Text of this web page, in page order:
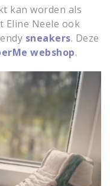
kan worden als
Eline Neele ook
sneakers. Deze
webshop.